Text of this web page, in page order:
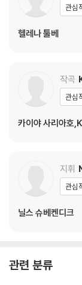
관심
헬레나 툴베
작곡
관심
카이야 사리아
지휘
관심
닐스 슈베켄디크
관련 분류